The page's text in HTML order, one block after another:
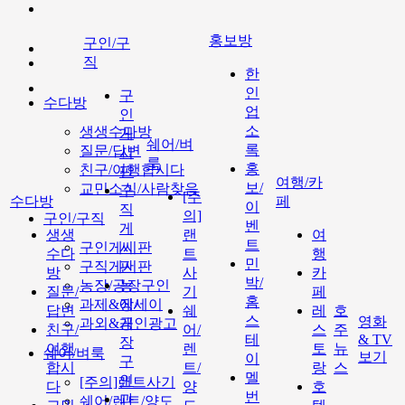
수다방
생생수다방
질문/답변
친구/여행합시다
교민소식/사람찾음
구인/구직
구인게시판
구직게시판
농장/공장구인
과제&에세이
과외&개인광고
쉐어/벼룩
[주의]랜트사기
쉐어/렌트/양도
수다방
생생
수다
방
질문/
답변
친구/
여행
합시
다
구인/구
직
구
인
게
시
판
구
직
게
시
판
농
장/
공
장
구
인
과
쉐어/벼
룩
[주
의]
랜
트
사
기
쉐
어/
렌
트/
양
홍보방
한
인
업
소
록
홍
보/
이
벤
트
민
박/
홈
스
테
이
멜
번
여행/카
페
여
행
카
페
레
스
토
랑
호
호
주
뉴
스
영화
& TV
보기